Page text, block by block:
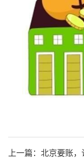
上一篇： 北京要账，